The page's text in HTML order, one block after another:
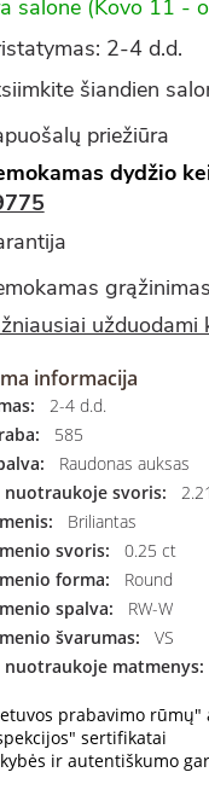
salone (Kovo 11 -
2-4 d.d.
šiandien
priežiūra
dydžio
grąžinimas
užduodami
informacija
2-4 d.d.
585
Raudonas auksas
nuotraukoje svoris:
Briliantas
svoris:
0.25 ct
forma:
Round
spalva:
RW-W
švarumas:
VS
nuotraukoje matmenys:
prabavimo
sertifikatai
ir autentiškumo